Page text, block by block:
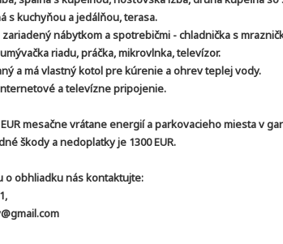
s kuchyňou a jedálňou, terasa.
nábytkom a spotrebičmi - chladnička s
riadu, práčka, mikrovlnka, televízor.
a má vlastný kotol pre kúrenie a ohrev teplej vody.
a televízne pripojenie.
mesačne vrátane energií a parkovacieho miesta v
škody a nedoplatky je 1300 EUR.
o obhliadku nás kontaktujte: